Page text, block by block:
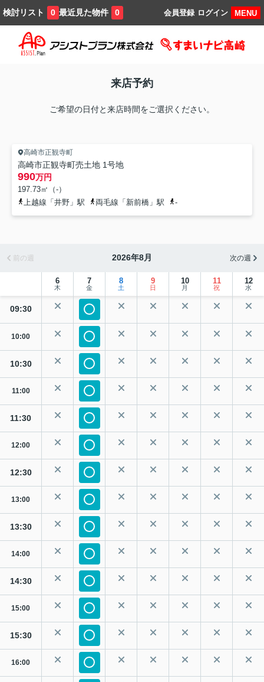
検討リスト 0 最近見た物件 0 MENU
ログイン
会員登録
来店予約
ご希望の日付と来店時間をご選択ください。
高崎市正観寺町
高崎市正観寺町売土地 1号地
990万円
197.73㎡（-）
上越線「井野」駅
両毛線「新前橋」駅 -
前の週 2026年8月 次の週
6
木
7
金
8
土
9
日
10
月
11
祝
12
水
09:30
10:00
10:30
11:00
11:30
12:00
12:30
13:00
13:30
14:00
14:30
15:00
15:30
16:00